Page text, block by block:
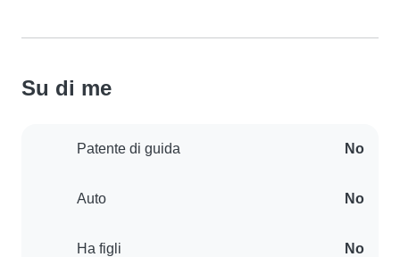
Su di me
Patente di guida No
Auto No
Ha figli No